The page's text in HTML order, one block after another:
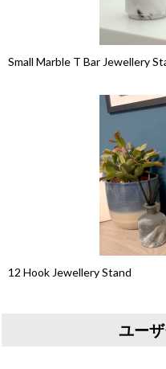
Small Marble T Bar Jewellery
12 Hook Jewellery Stand
ユー